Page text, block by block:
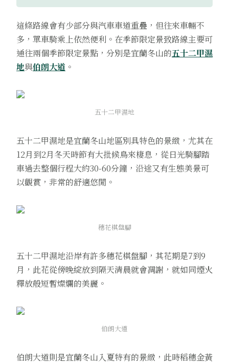
這條路線會有少部分與汽車車道重疊，但往來車輛不
多，單車騎乘上依然便利。在季節限定景致路線主要可
通往兩個季節限定景點，分別是宜蘭冬山的五十二甲濕
地與伯朗大道 。
五十二甲濕地
五十二甲濕地是宜蘭冬山地區別具特色的景緻，尤其在
12月到2月冬天時節有大批候鳥來棲息，從日光騎腳踏
車過去整個行程大約30-60分鐘，沿途又有生態美景可
以觀賞，非常的舒適悠閒。
穗花棋盤腳
五十二甲濕地沿岸有許多穗花棋盤腳，其花期是7到9
月，此花從傍晚綻放到隔天清晨就會凋謝，就如同煙火
釋放般短暫燦爛的美麗。
伯朗大道
伯朗大道則是宜蘭冬山入夏特有的景緻，此時稻穗金黃